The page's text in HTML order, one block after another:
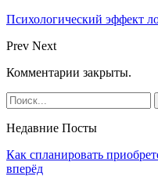
Психологический эффект
Prev Next
Комментарии закрыты.
Недавние Посты
Как спланировать
вперёд